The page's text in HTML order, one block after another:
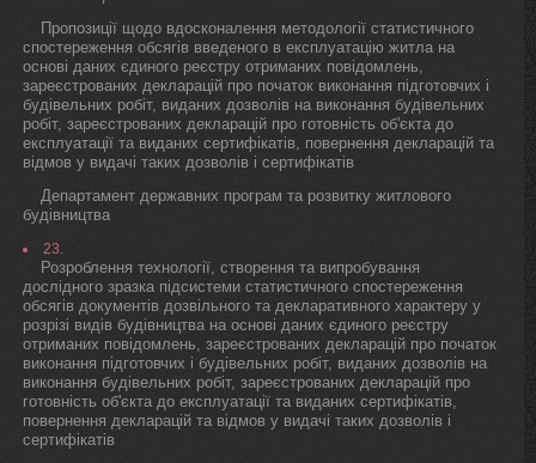
Пропозиції щодо вдосконалення методології статистичного
спостереження обсягів введеного в експлуатацію житла на
основі даних єдиного реєстру отриманих повідомлень,
зареєстрованих декларацій про початок виконання підготовчих і
будівельних робіт, виданих дозволів на виконання будівельних
робіт, зареєстрованих декларацій про готовність об'єкта до
експлуатації та виданих сертифікатів, повернення декларацій та
відмов у видачі таких дозволів і сертифікатів
Департамент державних програм та розвитку житлового
будівництва
23.
Розроблення технології, створення та випробування
дослідного зразка підсистеми статистичного спостереження
обсягів документів дозвільного та декларативного характеру у
розрізі видів будівництва на основі даних єдиного реєстру
отриманих повідомлень, зареєстрованих декларацій про початок
виконання підготовчих і будівельних робіт, виданих дозволів на
виконання будівельних робіт, зареєстрованих декларацій про
готовність об'єкта до експлуатації та виданих сертифікатів,
повернення декларацій та відмов у видачі таких дозволів і
сертифікатів